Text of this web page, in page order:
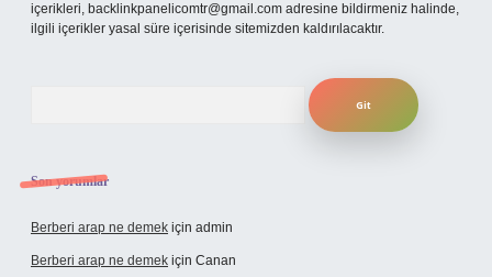
içerikleri, backlinkpanelicomtr@gmail.com adresine bildirmeniz halinde,
ilgili içerikler yasal süre içerisinde sitemizden kaldırılacaktır.
Son yorumlar
Berberi arap ne demek için admin
Berberi arap ne demek için Canan